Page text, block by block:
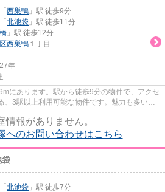
「 西巣鴨 」駅 徒歩9分
「 北池袋 」駅 徒歩11分
」駅 徒歩12分
西巣鴨 １丁目
年
にあります。駅から徒歩9分の物件で、アクセ
、3駅以上利用可能な物件です。魅力も多い賃
情報がありません。
へのお問い合わせはこちら
袋
「 北池袋 」駅 徒歩7分